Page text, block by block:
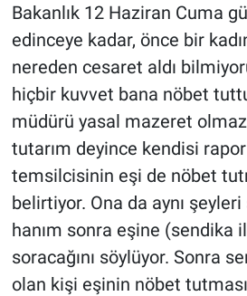
Bakanlık 12 Haziran Cuma
edinceye kadar, önce bir
nereden cesaret aldı
hiçbir kuvvet bana nöbet
müdürü yasal mazeret
tutarım deyince kendisi
temsilcisinin eşi de nöbet
belirtiyor. Ona da aynı
hanım sonra eşine (sendika
soracağını söylüyor. Sonra
olan kişi eşinin nöbet